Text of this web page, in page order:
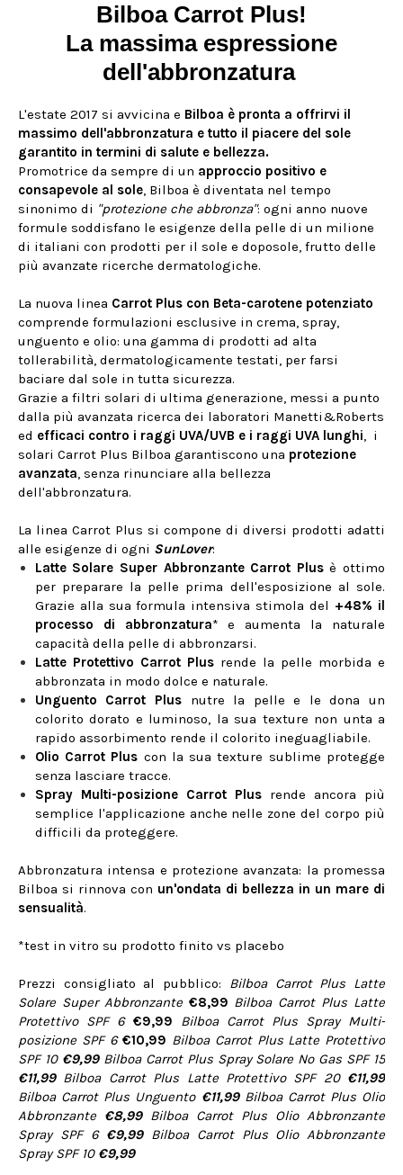
Bilboa Carrot Plus!
La massima espressione
dell'abbronzatura
L'estate 2017 si avvicina e Bilboa è pronta a offrirvi il
massimo dell'abbronzatura e tutto il piacere del sole
garantito in termini di salute e bellezza.
Promotrice da sempre di un approccio positivo e
consapevole al sole, Bilboa è diventata nel tempo
sinonimo di "protezione che abbronza": ogni anno nuove
formule soddisfano le esigenze della pelle di un milione
di italiani con prodotti per il sole e doposole, frutto delle
più avanzate ricerche dermatologiche.
La nuova linea Carrot Plus con Beta-carotene potenziato
comprende formulazioni esclusive in crema, spray,
unguento e olio: una gamma di prodotti ad alta
tollerabilità, dermatologicamente testati, per farsi
baciare dal sole in tutta sicurezza.
Grazie a filtri solari di ultima generazione, messi a punto
dalla più avanzata ricerca dei laboratori Manetti&Roberts
ed efficaci contro i raggi UVA/UVB e i raggi UVA lunghi, i
solari Carrot Plus Bilboa garantiscono una protezione
avanzata, senza rinunciare alla bellezza
dell'abbronzatura.
La linea Carrot Plus si compone di diversi prodotti adatti
alle esigenze di ogni SunLover:
Latte Solare Super Abbronzante Carrot Plusè ottimo
per preparare la pelle prima dell'esposizione al sole.
Grazie alla sua formula intensiva stimola del +48% il
processo di abbronzatura* e aumenta la naturale
capacità della pelle di abbronzarsi.
Latte Protettivo Carrot Plusrende la pelle morbida e
abbronzata in modo dolce e naturale.
Unguento Carrot Plus nutre la pelle e le dona un
colorito dorato e luminoso, la sua texture non unta a
rapido assorbimento rende il colorito ineguagliabile.
Olio Carrot Plus con la sua texture sublime protegge
senza lasciare tracce.
Spray Multi-posizione Carrot Plus rende ancora più
semplice l'applicazione anche nelle zone del corpo più
difficili da proteggere.
Abbronzatura intensa e protezione avanzata: la promessa
Bilboa si rinnova con un'ondata di bellezza in un mare di
sensualità.
*test in vitro su prodotto finito vs placebo
Prezzi consigliato al pubblico: Bilboa Carrot Plus Latte
Solare Super Abbronzante €8,99 Bilboa Carrot Plus Latte
Protettivo SPF 6 €9,99 Bilboa Carrot Plus Spray Multi-
posizione SPF 6€10,99 Bilboa Carrot Plus Latte Protettivo
SPF 10 €9,99 Bilboa Carrot Plus Spray Solare No Gas SPF 15
€11,99 Bilboa Carrot Plus Latte Protettivo SPF 20 €11,99
Bilboa Carrot Plus Unguento €11,99 Bilboa Carrot Plus Olio
Abbronzante €8,99 Bilboa Carrot Plus Olio Abbronzante
Spray SPF 6 €9,99 Bilboa Carrot Plus Olio Abbronzante
Spray SPF 10 €9,99